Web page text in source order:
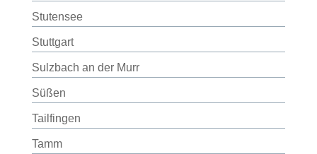
Stutensee
Stuttgart
Sulzbach an der Murr
Süßen
Tailfingen
Tamm